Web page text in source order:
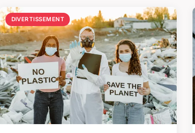
DIVERTISSEMENT